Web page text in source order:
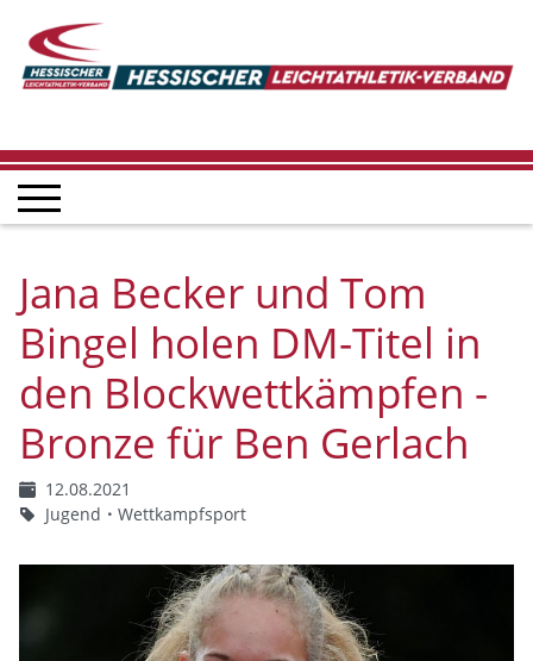
Jana Becker und Tom
Bingel holen DM-Titel in
den Blockwettkämpfen -
Bronze für Ben Gerlach
12.08.2021
Jugend
Wettkampfsport